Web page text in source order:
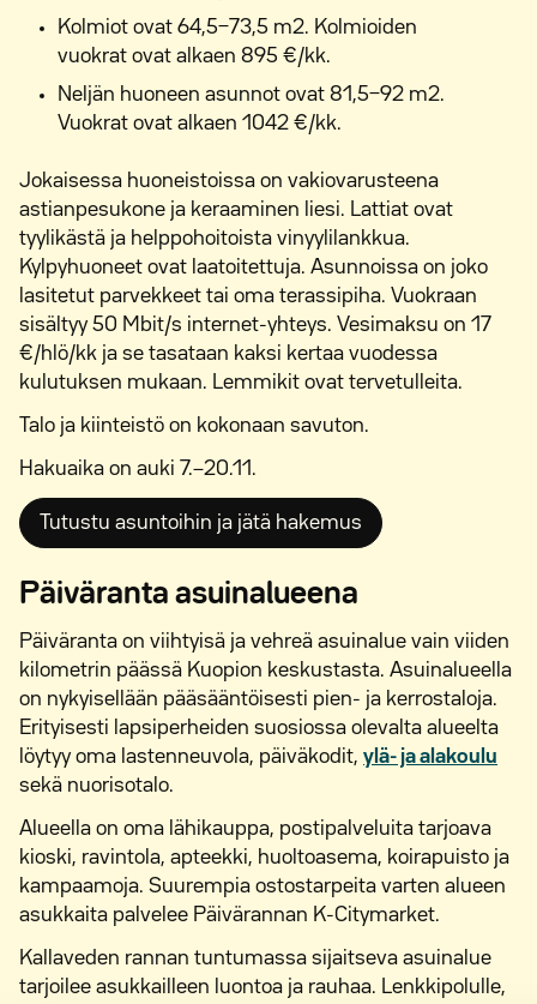
Kolmiot ovat 64,5−73,5 m2. Kolmioiden
vuokrat ovat alkaen 895 €/kk.
Neljän huoneen asunnot ovat 81,5−92 m2.
Vuokrat ovat alkaen 1042 €/kk.
Jokaisessa huoneistoissa on vakiovarusteena
astianpesukone ja keraaminen liesi. Lattiat ovat
tyylikästä ja helppohoitoista vinyylilankkua.
Kylpyhuoneet ovat laatoitettuja. Asunnoissa on joko
lasitetut parvekkeet tai oma terassipiha. Vuokraan
sisältyy 50 Mbit/s internet-yhteys. Vesimaksu on 17
€/hlö/kk ja se tasataan kaksi kertaa vuodessa
kulutuksen mukaan. Lemmikit ovat tervetulleita.
Talo ja kiinteistö on kokonaan savuton.
Hakuaika on auki 7.−20.11.
Tutustu asuntoihin ja jätä hakemus
Päiväranta asuinalueena
Päiväranta on viihtyisä ja vehreä asuinalue vain viiden
kilometrin päässä Kuopion keskustasta. Asuinalueella
on nykyisellään pääsääntöisesti pien- ja kerrostaloja.
Erityisesti lapsiperheiden suosiossa olevalta alueelta
löytyy oma lastenneuvola, päiväkodit, ylä- ja alakoulu
sekä nuorisotalo.
Alueella on oma lähikauppa, postipalveluita tarjoava
kioski, ravintola, apteekki, huoltoasema, koirapuisto ja
kampaamoja. Suurempia ostostarpeita varten alueen
asukkaita palvelee Päivärannan K-Citymarket.
Kallaveden rannan tuntumassa sijaitseva asuinalue
tarjoilee asukkailleen luontoa ja rauhaa. Lenkkipolulle,